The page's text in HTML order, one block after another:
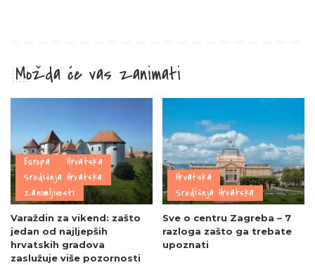
Možda će vas zanimati
Europa
Hrvatska
Središnja Hrvatska
Zanimljivosti
Varaždin za vikend: zašto
jedan od najljepših
hrvatskih gradova
zaslužuje više pozornosti
Hrvatska
Središnja Hrvatska
Sve o centru Zagreba – 7
razloga zašto ga trebate
upoznati